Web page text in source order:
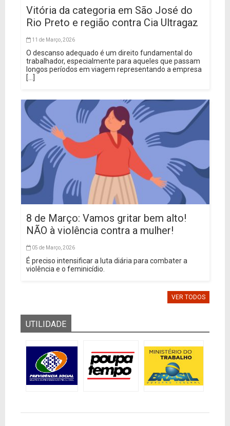
Vitória da categoria em São José do
Rio Preto e região contra Cia Ultragaz
11 de Março, 2026
O descanso adequado é um direito fundamental do
trabalhador, especialmente para aqueles que passam
longos períodos em viagem representando a empresa
[...]
8 de Março: Vamos gritar bem alto!
NÃO à violência contra a mulher!
05 de Março, 2026
É preciso intensificar a luta diária para combater a
violência e o feminicídio.
VER TODOS
UTILIDADE